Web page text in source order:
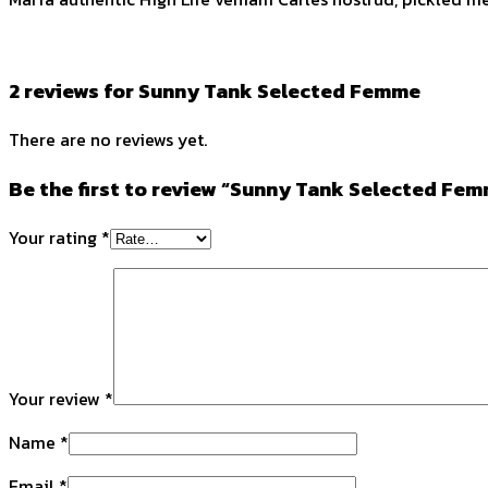
2 reviews forSunny Tank Selected Femme
There are no reviews yet.
Be the first to review “Sunny Tank Selected
Your rating *
Your review *
Name *